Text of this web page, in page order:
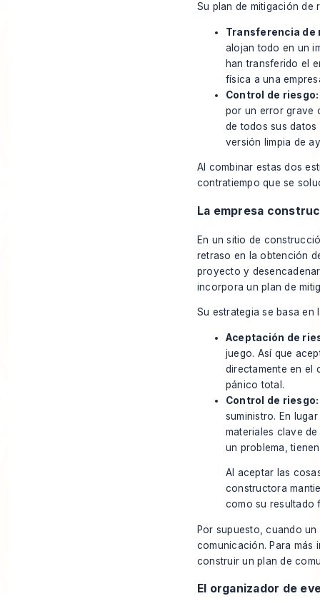
Su plan de mitigación de
Transferencia de
alojan todo en un
han transferido el
física a una
Control de riesgo:
por un error grave
de todos sus datos
versión limpia de
Al combinar estas dos
contratiempo que se
La empresa
En un sitio de
retraso en la obtención
proyecto y
incorpora un plan de
Su estrategia se basa
Aceptación de
juego. Así que
directamente en el
pánico total.
Control de riesgo:
suministro. En
materiales clave
un problema,
Al aceptar las
constructora
como su resultado
Por supuesto, cuando
comunicación. Para
construir un plan de
El organizador de